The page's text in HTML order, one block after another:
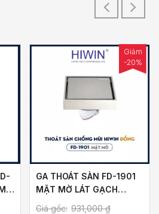
GA THOÁT SÀN FD-1901
MẶT MỜ LÁT GẠCH
THOÁT NƯỚC NHANH
Giá gốc: 931,000₫
Giảm
-20%